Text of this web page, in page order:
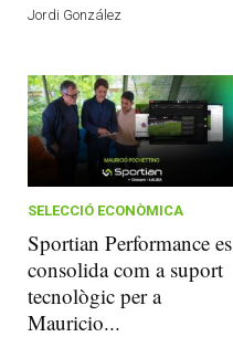
Jordi González
SELECCIÓ ECONÒMICA
Sportian Performance es
consolida com a suport
tecnològic per a
Mauricio...